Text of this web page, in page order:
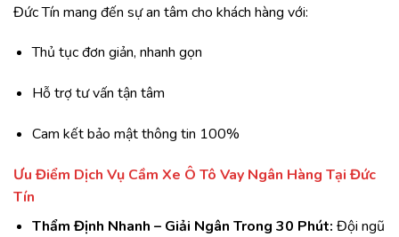
Đức Tín mang đến sự an tâm cho khách hàng với:
Thủ tục đơn giản, nhanh gọn
Hỗ trợ tư vấn tận tâm
Cam kết bảo mật thông tin 100%
Ưu Điểm Dịch Vụ Cầm Xe Ô Tô Vay Ngân Hàng Tại Đức
Tín
Thẩm Định Nhanh – Giải Ngân Trong 30 Phút: Đội ngũ